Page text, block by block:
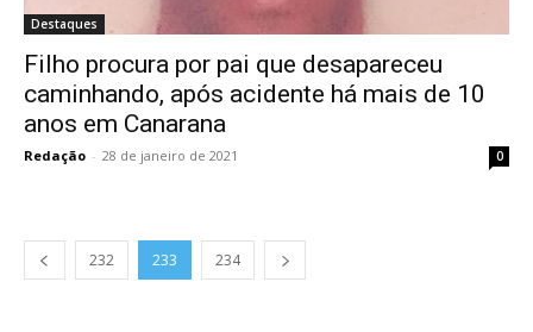
Destaques
Filho procura por pai que desapareceu
caminhando, após acidente há mais de 10
anos em Canarana
Redação - 28 de janeiro de 2021 0
232 233 234